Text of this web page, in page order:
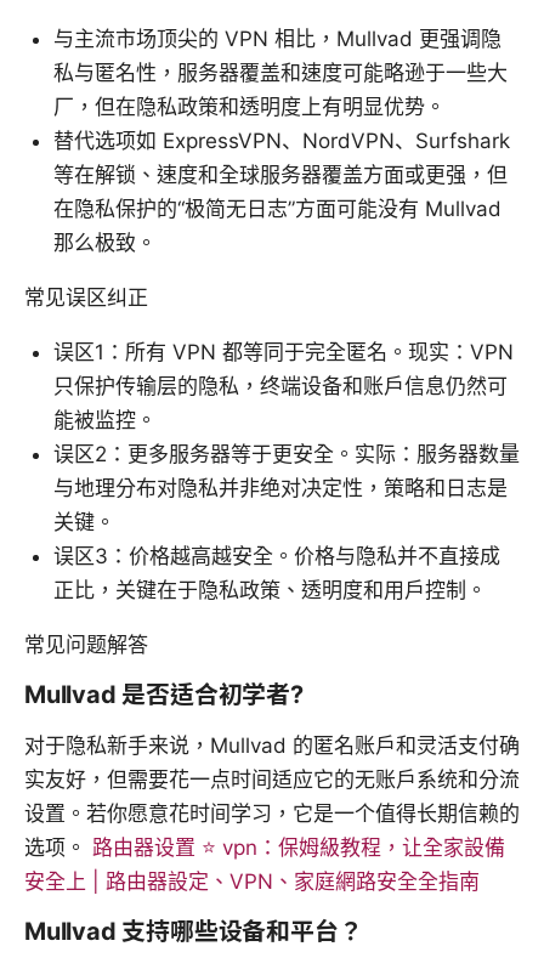
与主流市场顶尖的 VPN 相比，Mullvad 更强调隐
私与匿名性，服务器覆盖和速度可能略逊于一些大
厂，但在隐私政策和透明度上有明显优势。
替代选项如 ExpressVPN、NordVPN、Surfshark
等在解锁、速度和全球服务器覆盖方面或更强，但
在隐私保护的“极简无日志”方面可能没有 Mullvad
那么极致。
常见误区纠正
误区1：所有 VPN 都等同于完全匿名。现实：VPN
只保护传输层的隐私，终端设备和账户信息仍然可
能被监控。
误区2：更多服务器等于更安全。实际：服务器数量
与地理分布对隐私并非绝对决定性，策略和日志是
关键。
误区3：价格越高越安全。价格与隐私并不直接成
正比，关键在于隐私政策、透明度和用户控制。
常见问题解答
Mullvad 是否适合初学者?
对于隐私新手来说，Mullvad 的匿名账户和灵活支付确
实友好，但需要花一点时间适应它的无账户系统和分流
设置。若你愿意花时间学习，它是一个值得长期信赖的
选项。 路由器设置 ⭐ vpn：保姆級教程，让全家設備
安全上 | 路由器設定、VPN、家庭網路安全全指南
Mullvad 支持哪些设备和平台？